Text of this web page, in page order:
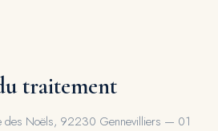
traitement
des Noëls, 92230 Gennevilliers — 01